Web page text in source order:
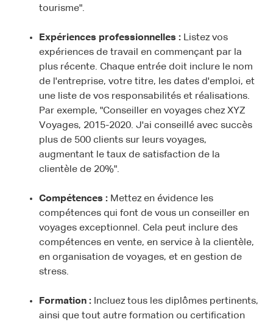
tourisme".
Expériences professionnelles : Listez vos
expériences de travail en commençant par la
plus récente. Chaque entrée doit inclure le nom
de l'entreprise, votre titre, les dates d'emploi, et
une liste de vos responsabilités et réalisations.
Par exemple, "Conseiller en voyages chez XYZ
Voyages, 2015-2020. J'ai conseillé avec succès
plus de 500 clients sur leurs voyages,
augmentant le taux de satisfaction de la
clientèle de 20%".
Compétences : Mettez en évidence les
compétences qui font de vous un conseiller en
voyages exceptionnel. Cela peut inclure des
compétences en vente, en service à la clientèle,
en organisation de voyages, et en gestion de
stress.
Formation : Incluez tous les diplômes pertinents,
ainsi que tout autre formation ou certification